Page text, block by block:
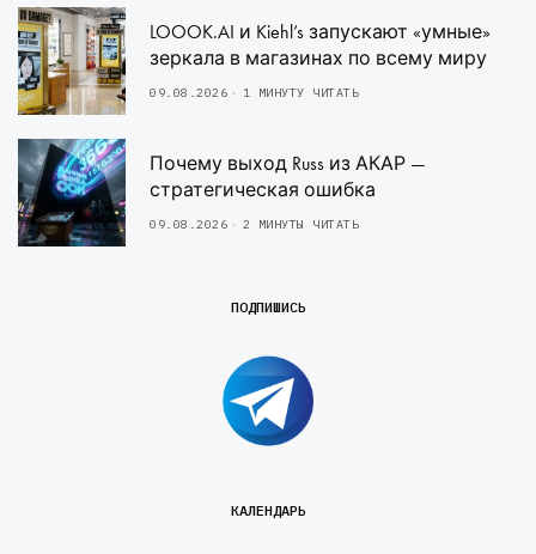
LOOOK.AI и Kiehl’s запускают «умные»
зеркала в магазинах по всему миру
09.08.2026 1 МИНУТУ ЧИТАТЬ
Почему выход Russ из АКАР —
стратегическая ошибка
09.08.2026 2 МИНУТЫ ЧИТАТЬ
ПОДПИШИСЬ
КАЛЕНДАРЬ